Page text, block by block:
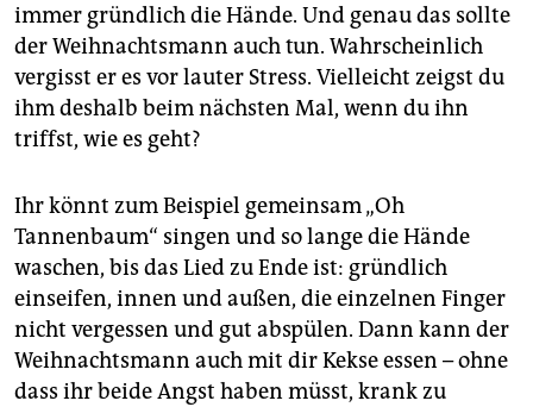
immer gründlich die Hände. Und genau das sollte
der Weihnachtsmann auch tun. Wahrscheinlich
vergisst er es vor lauter Stress. Vielleicht zeigst du
ihm deshalb beim nächsten Mal, wenn du ihn
triffst, wie es geht?
Ihr könnt zum Beispiel gemeinsam „Oh
Tannenbaum“ singen und so lange die Hände
waschen, bis das Lied zu Ende ist: gründlich
einseifen, innen und außen, die einzelnen Finger
nicht vergessen und gut abspülen. Dann kann der
Weihnachtsmann auch mit dir Kekse essen – ohne
dass ihr beide Angst haben müsst, krank zu